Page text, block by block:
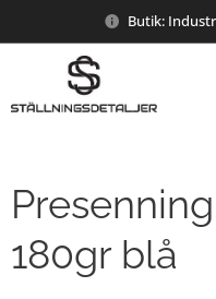
Butik:
180gr blå